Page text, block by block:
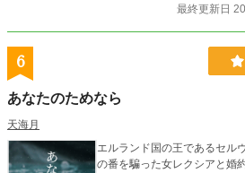
最終更新日
6
あなたのためなら
天海月
エルランド国の王であるセル
の番を騙った女レクシアと婚